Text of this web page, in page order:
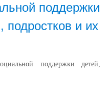
поддержки
подростков и их
поддержки детей,